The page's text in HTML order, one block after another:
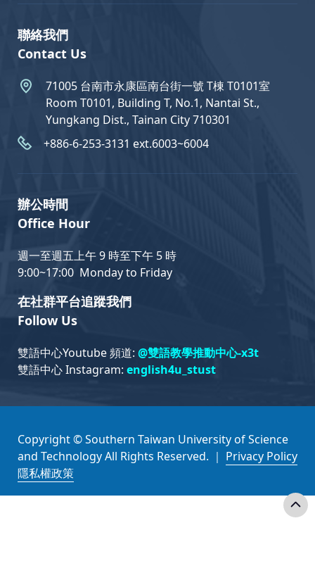
聯絡我們
Contact Us
71005 台南市永康區南台街一號 T棟 T0101室
Room T0101, Building T, No.1, Nantai St.,
Yungkang Dist., Tainan City 710301
+886-6-253-3131 ext.6003~6004
辦公時間
Office Hour
週一至週五上午 9 時至下午 5 時
9:00~17:00 Monday to Friday
在社群平台追蹤我們
Follow Us
雙語中心Youtube 頻道: @雙語教學推動中心-x3t
雙語中心 Instagram: english4u_stust
Copyright © Southern Taiwan University of Science
and Technology All Rights Reserved. ｜ Privacy Policy
隱私權政策